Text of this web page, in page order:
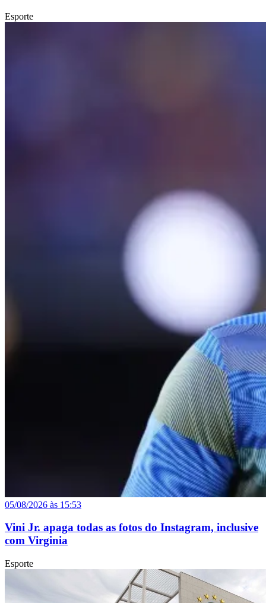
Esporte
05/08/2026 às 15:53
Vini Jr. apaga todas as fotos do Instagram, inclusive
com Virginia
Esporte